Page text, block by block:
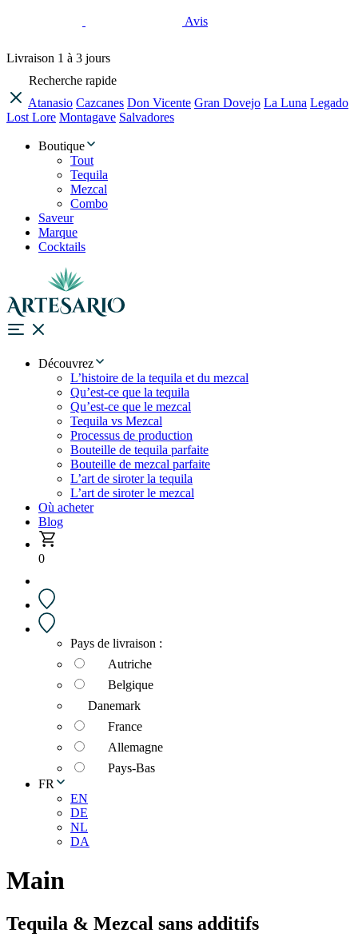
Avis
Livraison 1 à 3 jours
Recherche rapide
Atanasio Cazcanes Don Vicente Gran Dovejo La Luna Legado
Lost Lore Montagave Salvadores
Boutique
Tout
Tequila
Mezcal
Combo
Saveur
Marque
Cocktails
Découvrez
L’histoire de la tequila et du mezcal
Qu’est-ce que la tequila
Qu’est-ce que le mezcal
Tequila vs Mezcal
Processus de production
Bouteille de tequila parfaite
Bouteille de mezcal parfaite
L’art de siroter la tequila
L’art de siroter le mezcal
Où acheter
Blog
0
Pays de livraison :
Autriche
Belgique
Danemark
France
Allemagne
Pays-Bas
FR
EN
DE
NL
DA
Main
Tequila & Mezcal sans additifs